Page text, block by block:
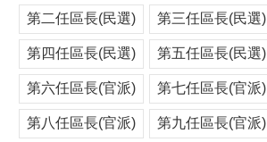
第二任區長(民選) 第三任區長(民選)
第四任區長(民選) 第五任區長(民選)
第六任區長(官派) 第七任區長(官派)
第八任區長(官派) 第九任區長(官派)